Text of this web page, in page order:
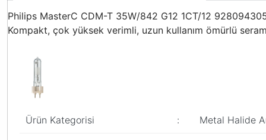
Philips MasterC CDM-T 35W/842 G12 1CT/12
Kompakt, çok yüksek verimli, uzun kullanım ömürlü
Ürün Kategorisi : Metal Halide